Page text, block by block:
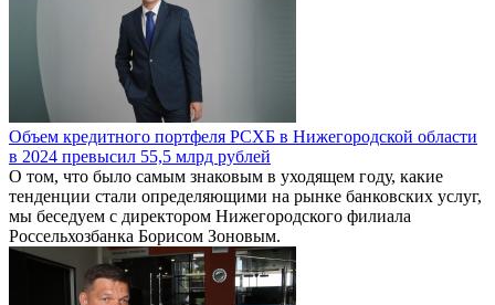
Объем кредитного портфеля РСХБ в Нижегородской области
в 2024 превысил 55,5 млрд рублей
О том, что было самым знаковым в уходящем году, какие
тенденции стали определяющими на рынке банковских услуг,
мы беседуем с директором Нижегородского филиала
Россельхозбанка Борисом Зоновым.